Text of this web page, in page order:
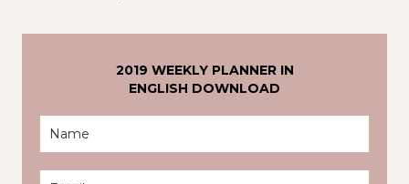
2019 WEEKLY PLANNER IN
ENGLISH DOWNLOAD